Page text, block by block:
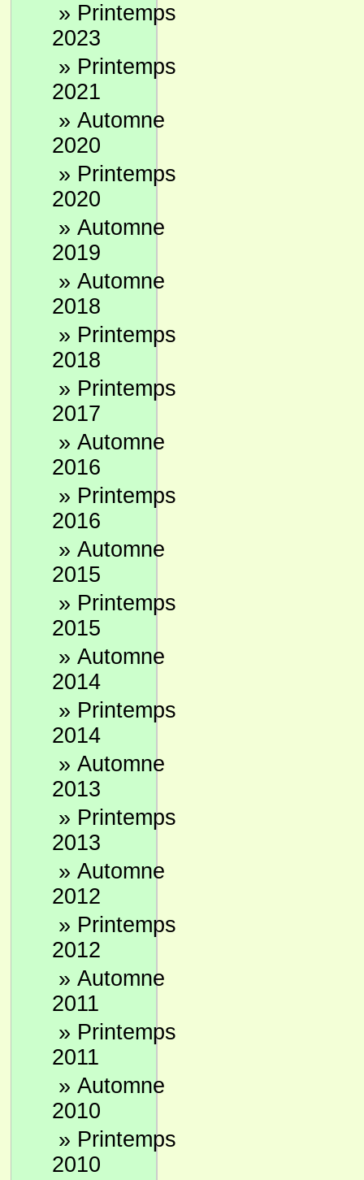
» Printemps
2023
» Printemps
2021
» Automne
2020
» Printemps
2020
» Automne
2019
» Automne
2018
» Printemps
2018
» Printemps
2017
» Automne
2016
» Printemps
2016
» Automne
2015
» Printemps
2015
» Automne
2014
» Printemps
2014
» Automne
2013
» Printemps
2013
» Automne
2012
» Printemps
2012
» Automne
2011
» Printemps
2011
» Automne
2010
» Printemps
2010